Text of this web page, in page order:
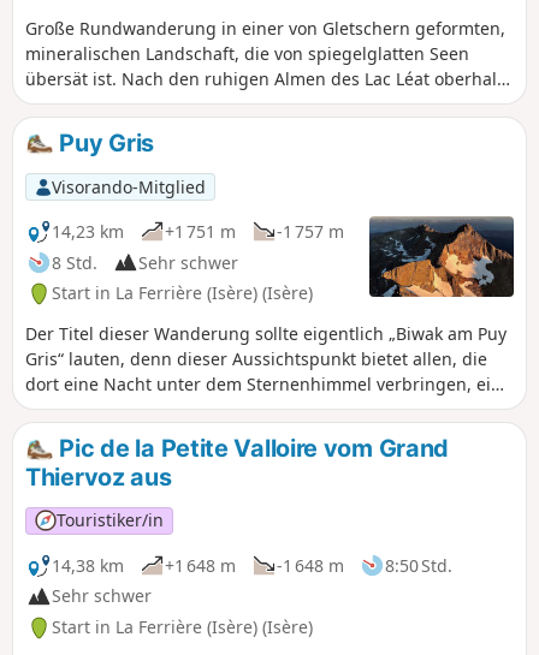
Große Rundwanderung in einer von Gletschern geformten,
mineralischen Landschaft, die von spiegelglatten Seen
übersät ist. Nach den ruhigen Almen des Lac Léat oberhalb
des Haut-Bréda-Tals und der Combe Grasse führt die
Wanderung zu den Pässen und Gipfeln rund um den Puy
Gris, bevor sie wieder hinab zu den von den Seen der
Grande Valloire gebildeten Juwelen führt. Die Wanderung
kann mit einer Übernachtung in einer Berghütte
unternommen werden und lässt sich mit der einfachen
Besteigung des Puy Gris verbinden: siehe Rubrik „Während
der Wanderung“.
Puy Gris
Visorando-Mitglied
14,23 km
+1 751 m
-1 757 m
8 Std.
Sehr schwer
Start in La Ferrière (Isère) (Isère)
Der Titel dieser Wanderung sollte eigentlich „Biwak am Puy
Gris“ lauten, denn dieser Aussichtspunkt bietet allen, die
dort eine Nacht unter dem Sternenhimmel verbringen, ein
einzigartiges Erlebnis: herrliche Sonnenuntergänge und
Sonnenaufgänge in einem grandiosen Panorama, dem
schönsten der Belledonne. Wunderschöne Seen säumen die
Route und die alpine Tierwelt ist regelmäßig zu sehen. Jede
anspruchsvolle Wanderung erfordert Vorbereitung, und
diese sehr anspruchsvolle Tour verlangt eine gründliche
Planung im Vorfeld.
Pic de la Petite Valloire vom Grand
Thiervoz aus
Touristiker/in
14,38 km
+1 648 m -1 648 m
8:50 Std.
Sehr schwer
Start in La Ferrière (Isère) (Isère)